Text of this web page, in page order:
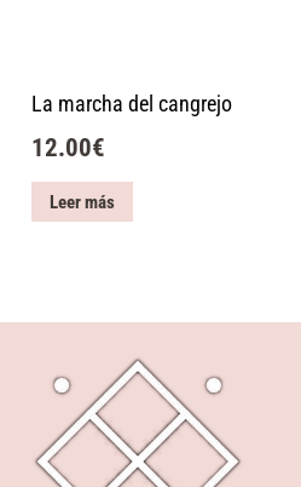
La marcha del cangrejo
12.00€
Leer más